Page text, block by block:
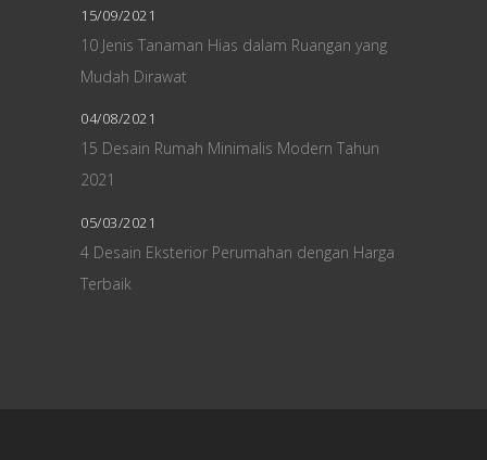
15/09/2021
10 Jenis Tanaman Hias dalam Ruangan yang
Mudah Dirawat
04/08/2021
15 Desain Rumah Minimalis Modern Tahun
2021
05/03/2021
4 Desain Eksterior Perumahan dengan Harga
Terbaik